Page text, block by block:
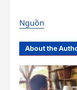
Nguồn
About the